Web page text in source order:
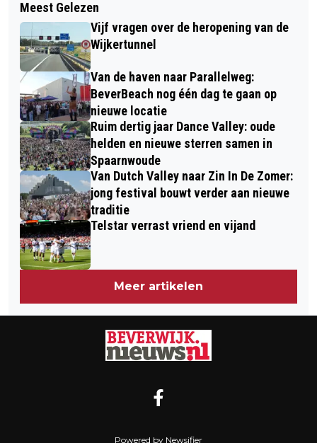
VOLKSTUINCOMPLEX IN VELSEN-
NOORD
TWEE PERSONENAUTO’S UITGEBRAND
IN BEVERWIJK, OMLIGGENDE
VOERTUIGEN BESCHADIGD
Meest Gelezen
Vijf vragen over de heropening van de
Wijkertunnel
Van de haven naar Parallelweg:
BeverBeach nog één dag te gaan op
nieuwe locatie
Ruim dertig jaar Dance Valley: oude
helden en nieuwe sterren samen in
Spaarnwoude
Van Dutch Valley naar Zin In De Zomer:
jong festival bouwt verder aan nieuwe
traditie
Telstar verrast vriend en vijand
Meer artikelen
Powered by Newsifier